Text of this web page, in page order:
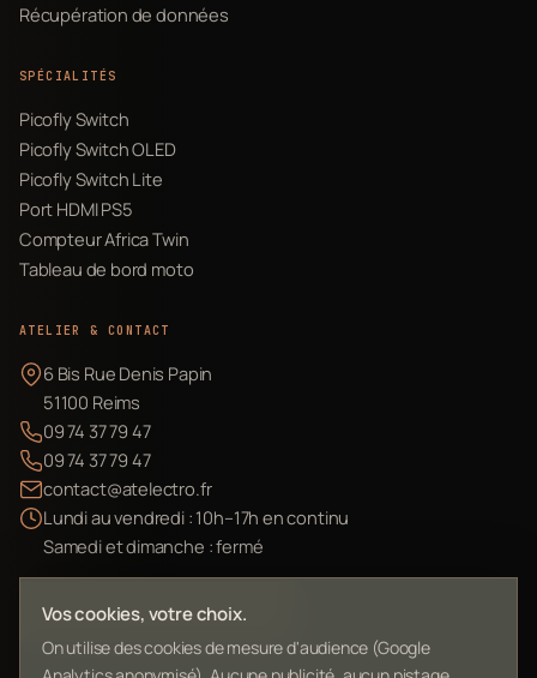
Récupération de données
SPÉCIALITÉS
Picofly Switch
Picofly Switch OLED
Picofly Switch Lite
Port HDMI PS5
Compteur Africa Twin
Tableau de bord moto
ATELIER & CONTACT
6 Bis Rue Denis Papin
51100 Reims
09 74 37 79 47
09 74 37 79 47
contact@atelectro.fr
Lundi au vendredi : 10h–17h en continu
Samedi et dimanche : fermé
Envoyer mon matériel
Vos cookies, votre choix.
On utilise des cookies de mesure d'audience (Google